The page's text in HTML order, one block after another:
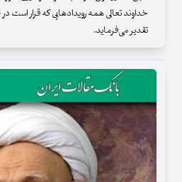
خداوند تعالی همه رویدادهایی که قرار است
تقدیر می‌فرماید.